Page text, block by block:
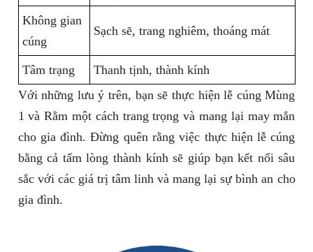
Không gian
cúng
Sạch sẽ, trang nghiêm, thoáng mát
Tâm trạng
Thanh tịnh, thành kính
Với những lưu ý trên, bạn sẽ thực hiện lễ cúng Mùng
1 và Rằm một cách trang trọng và mang lại may mắn
cho gia đình. Đừng quên rằng việc thực hiện lễ cúng
bằng cả tấm lòng thành kính sẽ giúp bạn kết nối sâu
sắc với các giá trị tâm linh và mang lại sự bình an cho
gia đình.